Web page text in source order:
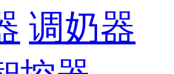
调奶器